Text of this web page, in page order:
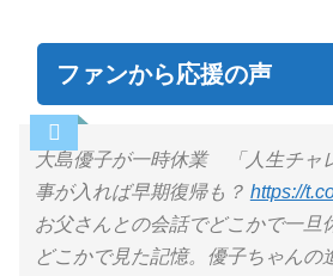
ファンから応援の声
大島優子が一時休業 「人生チャ
事が入れば早期復帰も？ https://
お父さんとの会話でどこかで一
どこかで見た記憶。優子ちゃんの